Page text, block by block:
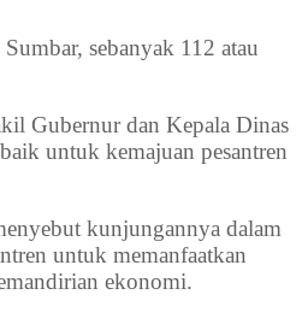
sebanyak 112 atau
Gubernur dan Kepala Dinas
untuk kemajuan pesantren
kunjungannya dalam
untuk memanfaatkan
ekonomi.